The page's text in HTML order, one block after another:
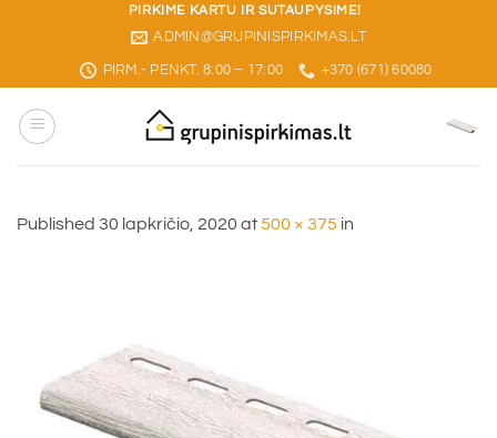
PIRKIME KARTU IR SUTAUPYSIME!
ADMIN@GRUPINISPIRKIMAS.LT
PIRM.- PENKT. 8:00 – 17:00 +370 (671) 60080
Published 30 lapkričio, 2020 at500 × 375 in